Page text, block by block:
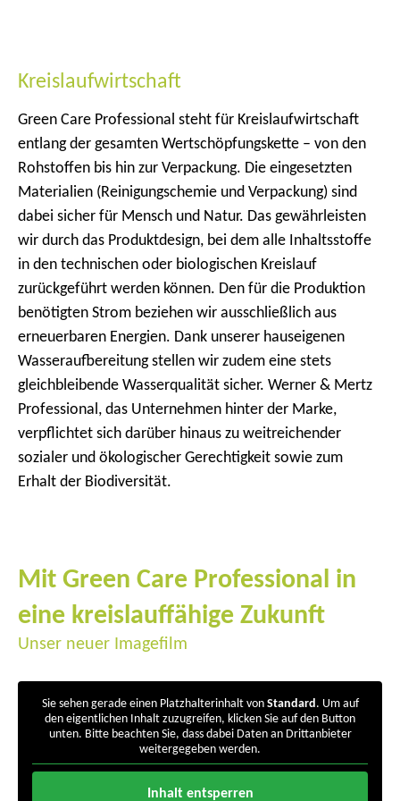
Kreislaufwirtschaft
Green Care Professional steht für Kreislaufwirtschaft
entlang der gesamten Wertschöpfungskette – von den
Rohstoffen bis hin zur Verpackung. Die eingesetzten
Materialien (Reinigungschemie und Verpackung) sind
dabei sicher für Mensch und Natur. Das gewährleisten
wir durch das Produktdesign, bei dem alle Inhaltsstoffe
in den technischen oder biologischen Kreislauf
zurückgeführt werden können. Den für die Produktion
benötigten Strom beziehen wir ausschließlich aus
erneuerbaren Energien. Dank unserer hauseigenen
Wasseraufbereitung stellen wir zudem eine stets
gleichbleibende Wasserqualität sicher. Werner & Mertz
Professional, das Unternehmen hinter der Marke,
verpflichtet sich darüber hinaus zu weitreichender
sozialer und ökologischer Gerechtigkeit sowie zum
Erhalt der Biodiversität.
Mit Green Care Professional in
eine kreislauffähige Zukunft
Unser neuer Imagefilm
Sie sehen gerade einen Platzhalterinhalt vonStandard. Um auf
den eigentlichen Inhalt zuzugreifen, klicken Sie auf den Button
unten. Bitte beachten Sie, dass dabei Daten an Drittanbieter
weitergegeben werden.
Inhalt entsperren